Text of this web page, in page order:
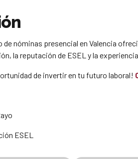
de nóminas presencial en Valencia
la reputación de ESEL y la
de invertir en tu futuro laboral!
ESEL